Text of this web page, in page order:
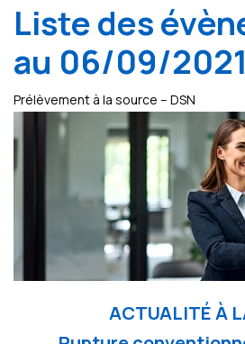
Liste des
au 06/09/2021
Prélèvement à la source – DSN
ACTUALITÉ À